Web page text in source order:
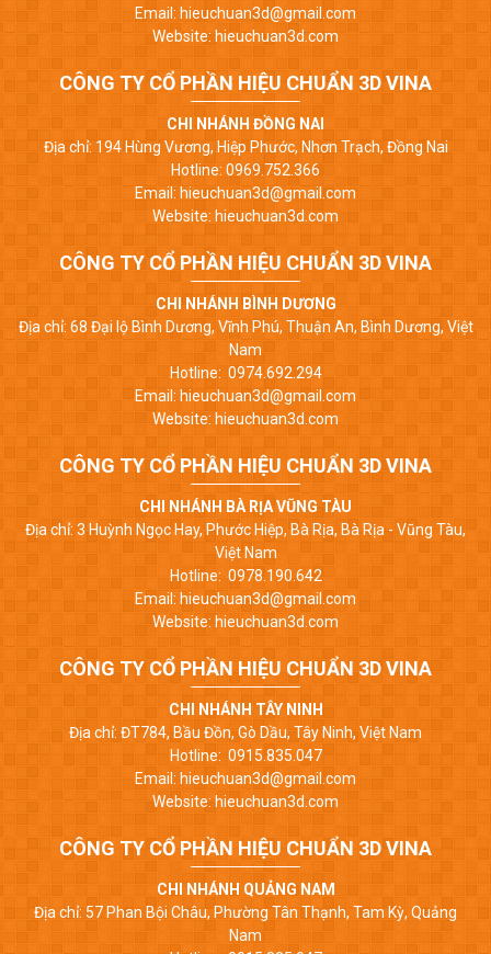
Email: hieuchuan3d@gmail.com
Website: hieuchuan3d.com
CÔNG TY CỔ PHẦN HIỆU CHUẨN 3D VINA
CHI NHÁNH ĐỒNG NAI
Địa chỉ: 194 Hùng Vương, Hiệp Phước, Nhơn Trạch, Đồng Nai
Hotline: 0969.752.366
Email: hieuchuan3d@gmail.com
Website: hieuchuan3d.com
CÔNG TY CỔ PHẦN HIỆU CHUẨN 3D VINA
CHI NHÁNH BÌNH DƯƠNG
Địa chỉ: 68 Đại lộ Bình Dương, Vĩnh Phú, Thuận An, Bình Dương, Việt
Nam
Hotline: 0974.692.294
Email: hieuchuan3d@gmail.com
Website: hieuchuan3d.com
CÔNG TY CỔ PHẦN HIỆU CHUẨN 3D VINA
CHI NHÁNH BÀ RỊA VŨNG TÀU
Địa chỉ: 3 Huỳnh Ngọc Hay, Phước Hiệp, Bà Rịa, Bà Rịa - Vũng Tàu,
Việt Nam
Hotline: 0978.190.642
Email: hieuchuan3d@gmail.com
Website: hieuchuan3d.com
CÔNG TY CỔ PHẦN HIỆU CHUẨN 3D VINA
CHI NHÁNH TÂY NINH
Địa chỉ: ĐT784, Bầu Đồn, Gò Dầu, Tây Ninh, Việt Nam
Hotline: 0915.835.047
Email: hieuchuan3d@gmail.com
Website: hieuchuan3d.com
CÔNG TY CỔ PHẦN HIỆU CHUẨN 3D VINA
CHI NHÁNH QUẢNG NAM
Địa chỉ: 57 Phan Bội Châu, Phường Tân Thạnh, Tam Kỳ, Quảng
Nam